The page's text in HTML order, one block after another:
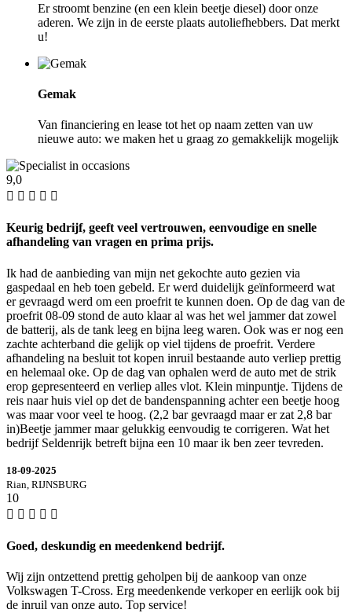
Er stroomt benzine (en een klein beetje diesel) door onze
aderen. We zijn in de eerste plaats autoliefhebbers. Dat merkt
u!
Gemak
Van financiering en lease tot het op naam zetten van uw
nieuwe auto: we maken het u graag zo gemakkelijk mogelijk
9,0
Keurig bedrijf, geeft veel vertrouwen, eenvoudige en snelle
afhandeling van vragen en prima prijs.
Ik had de aanbieding van mijn net gekochte auto gezien via
gaspedaal en heb toen gebeld. Er werd duidelijk geïnformeerd wat
er gevraagd werd om een proefrit te kunnen doen. Op de dag van de
proefrit 08-09 stond de auto klaar al was het wel jammer dat zowel
de batterij, als de tank leeg en bijna leeg waren. Ook was er nog een
zachte achterband die gelijk op viel tijdens de proefrit. Verdere
afhandeling na besluit tot kopen inruil bestaande auto verliep prettig
en helemaal oke. Op de dag van ophalen werd de auto met de strik
erop gepresenteerd en verliep alles vlot. Klein minpuntje. Tijdens de
reis naar huis viel op det de bandenspanning achter een beetje hoog
was maar voor veel te hoog. (2,2 bar gevraagd maar er zat 2,8 bar
in)Beetje jammer maar gelukkig eenvoudig te corrigeren. Wat het
bedrijf Seldenrijk betreft bijna een 10 maar ik ben zeer tevreden.
18-09-2025
Rian, RIJNSBURG
10
Goed, deskundig en meedenkend bedrijf.
Wij zijn ontzettend prettig geholpen bij de aankoop van onze
Volkswagen T-Cross. Erg meedenkende verkoper en eerlijk ook bij
de inruil van onze auto. Top service!